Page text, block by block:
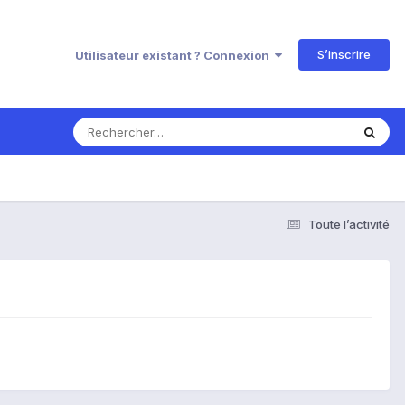
Utilisateur existant ? Connexion S’inscrire
Toute l’activité